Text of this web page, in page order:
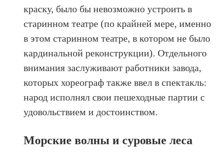
краску, было бы невозможно устроить в
старинном театре (по крайней мере, именно
в этом старинном театре, в котором не было
кардинальной реконструкции). Отдельного
внимания заслуживают работники завода,
которых хореограф также ввел в спектакль:
народ исполнял свои пешеходные партии с
удовольствием и достоинством.
Морские волны и суровые леса